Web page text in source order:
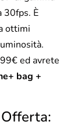
30fps. È
ottimi
ed avrete
bag +